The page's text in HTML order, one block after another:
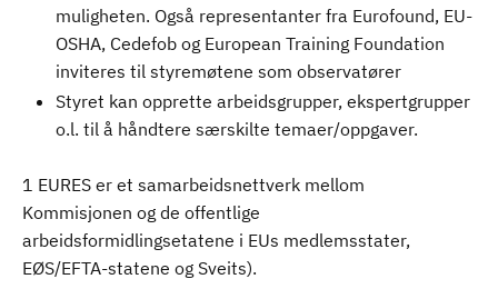
muligheten. Også representanter fra Eurofound, EU-
OSHA, Cedefob og European Training Foundation
inviteres til styremøtene som observatører
Styret kan opprette arbeidsgrupper, ekspertgrupper
o.l. til å håndtere særskilte temaer/oppgaver.
1 EURES er et samarbeidsnettverk mellom
Kommisjonen og de offentlige
arbeidsformidlingsetatene i EUs medlemsstater,
EØS/EFTA-statene og Sveits).